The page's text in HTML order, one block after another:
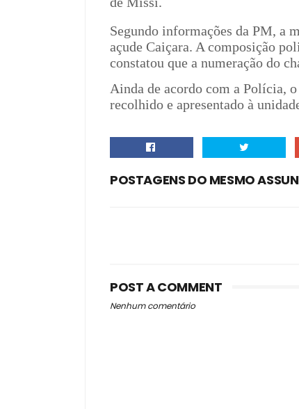
Segundo informações da PM, a
açude Caiçara. A composição
constatou que a numeração do
Ainda de acordo com a Polícia,
recolhido e apresentado à
POSTAGENS DO MESMO
POST A COMMENT
Nenhum comentário